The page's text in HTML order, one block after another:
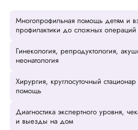
Многопрофильная помощь детям и
профилактики до сложных операций
Гинекология, репродуктология,
неонатология
Хирургия, круглосуточный
помощь
Диагностика экспертного уровня,
и выезды на дом